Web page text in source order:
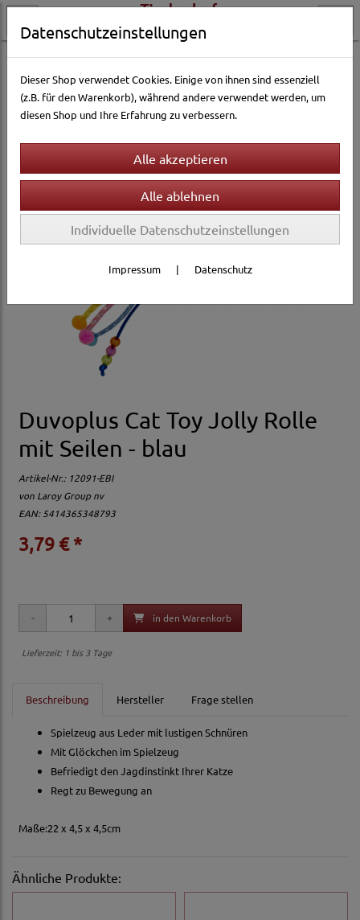
Katzenwelt Katzenspielzeug Catnip- & Baldrian-Spielzeug
Duvoplus Cat Toy Jolly Rolle
mit Seilen - blau
Artikel-Nr.: 12091-EBI
von Laroy Group nv
EAN: 5414365348793
3,79 € *
in den Warenkorb
Lieferzeit: 1 bis 3 Tage
Beschreibung Hersteller Frage stellen
Spielzeug aus Leder mit lustigen Schnüren
Mit Glöckchen im Spielzeug
Befriedigt den Jagdinstinkt Ihrer Katze
Regt zu Bewegung an
Maße:22 x 4,5 x 4,5cm
Ähnliche Produkte:
Datenschutzeinstellungen
Dieser Shop verwendet Cookies. Einige von ihnen sind essenziell
(z.B. für den Warenkorb), während andere verwendet werden, um
diesen Shop und Ihre Erfahrung zu verbessern.
Individuelle Datenschutzeinstellungen
Impressum | Datenschutz